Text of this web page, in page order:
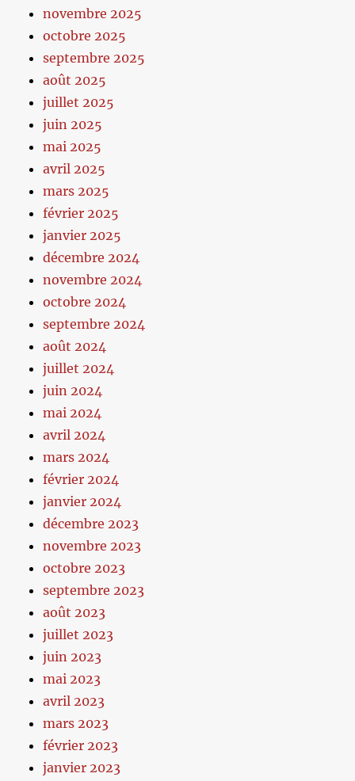
novembre 2025
octobre 2025
septembre 2025
août 2025
juillet 2025
juin 2025
mai 2025
avril 2025
mars 2025
février 2025
janvier 2025
décembre 2024
novembre 2024
octobre 2024
septembre 2024
août 2024
juillet 2024
juin 2024
mai 2024
avril 2024
mars 2024
février 2024
janvier 2024
décembre 2023
novembre 2023
octobre 2023
septembre 2023
août 2023
juillet 2023
juin 2023
mai 2023
avril 2023
mars 2023
février 2023
janvier 2023